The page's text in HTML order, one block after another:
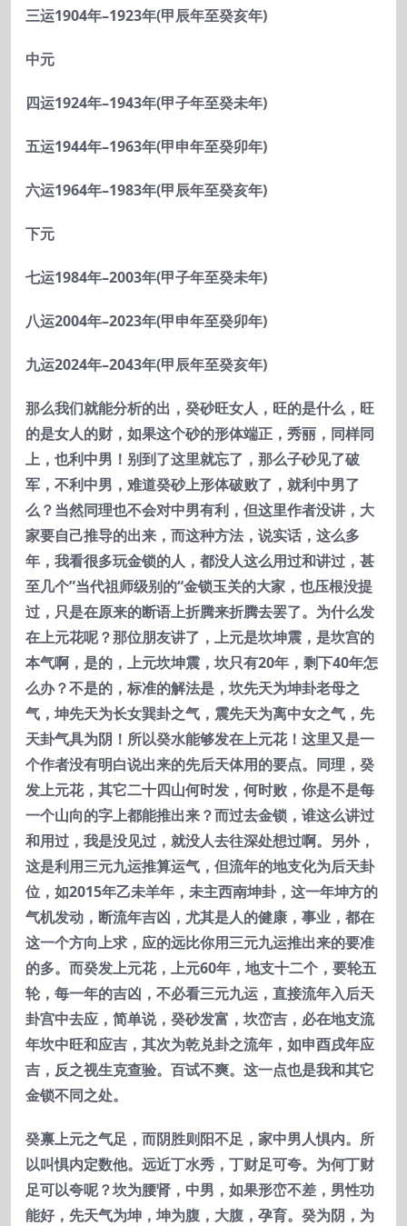
三运1904年–1923年(甲辰年至癸亥年)
中元
四运1924年–1943年(甲子年至癸未年)
五运1944年–1963年(甲申年至癸卯年)
六运1964年–1983年(甲辰年至癸亥年)
下元
七运1984年–2003年(甲子年至癸未年)
八运2004年–2023年(甲申年至癸卯年)
九运2024年–2043年(甲辰年至癸亥年)
那么我们就能分析的出，癸砂旺女人，旺的是什么，旺
的是女人的财，如果这个砂的形体端正，秀丽，同样同
上，也利中男！别到了这里就忘了，那么子砂见了破
军，不利中男，难道癸砂上形体破败了，就利中男了
么？当然同理也不会对中男有利，但这里作者没讲，大
家要自己推导的出来，而这种方法，说实话，这么多
年，我看很多玩金锁的人，都没人这么用过和讲过，甚
至几个”当代祖师级别的“金锁玉关的大家，也压根没提
过，只是在原来的断语上折腾来折腾去罢了。为什么发
在上元花呢？那位朋友讲了，上元是坎坤震，是坎宫的
本气啊，是的，上元坎坤震，坎只有20年，剩下40年怎
么办？不是的，标准的解法是，坎先天为坤卦老母之
气，坤先天为长女巽卦之气，震先天为离中女之气，先
天卦气具为阴！所以癸水能够发在上元花！这里又是一
个作者没有明白说出来的先后天体用的要点。同理，癸
发上元花，其它二十四山何时发，何时败，你是不是每
一个山向的字上都能推出来？而过去金锁，谁这么讲过
和用过，我是没见过，就没人去往深处想过啊。另外，
这是利用三元九运推算运气，但流年的地支化为后天卦
位，如2015年乙未羊年，未主西南坤卦，这一年坤方的
气机发动，断流年吉凶，尤其是人的健康，事业，都在
这一个方向上求，应的远比你用三元九运推出来的要准
的多。而癸发上元花，上元60年，地支十二个，要轮五
轮，每一年的吉凶，不必看三元九运，直接流年入后天
卦宫中去应，简单说，癸砂发富，坎峦吉，必在地支流
年坎中旺和应吉，其次为乾兑卦之流年，如申酉戌年应
吉，反之视生克查验。百试不爽。这一点也是我和其它
金锁不同之处。
癸禀上元之气足，而阴胜则阳不足，家中男人惧内。所
以叫惧内定数他。远近丁水秀，丁财足可夸。为何丁财
足可以夸呢？坎为腰肾，中男，如果形峦不差，男性功
能好，先天气为坤，坤为腹，大腹，孕育。癸为阴，为